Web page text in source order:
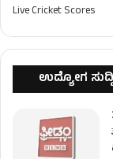
Live Cricket Scores
ಉದ್ಯೋಗ ಸುದ್ದಿ